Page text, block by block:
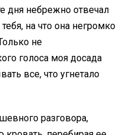
дня небрежно отвечал
на что она негромко
не
голоса моя досада
все, что угнетало
разговора,